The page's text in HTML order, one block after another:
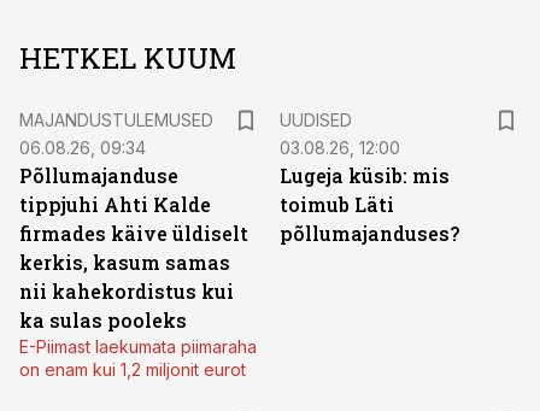
HETKEL KUUM
MAJANDUSTULEMUSED
06.08.26, 09:34
Põllumajanduse
tippjuhi Ahti Kalde
firmades käive üldiselt
kerkis, kasum samas
nii kahekordistus kui
ka sulas pooleks
E-Piimast laekumata piimaraha
on enam kui 1,2 miljonit eurot
UUDISED
03.08.26, 12:00
Lugeja küsib: mis
toimub Läti
põllumajanduses?